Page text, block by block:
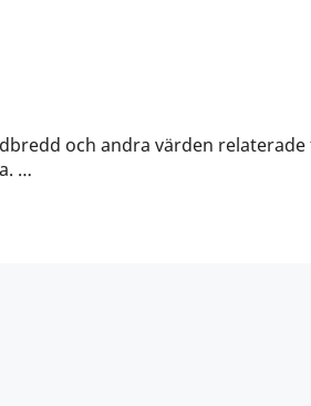
och andra värden relaterade
…